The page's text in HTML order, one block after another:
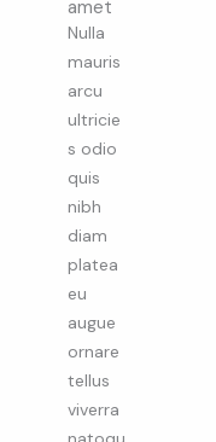
amet
Nulla
mauris
arcu
ultricie
s odio
quis
nibh
diam
platea
eu
augue
ornare
tellus
viverra